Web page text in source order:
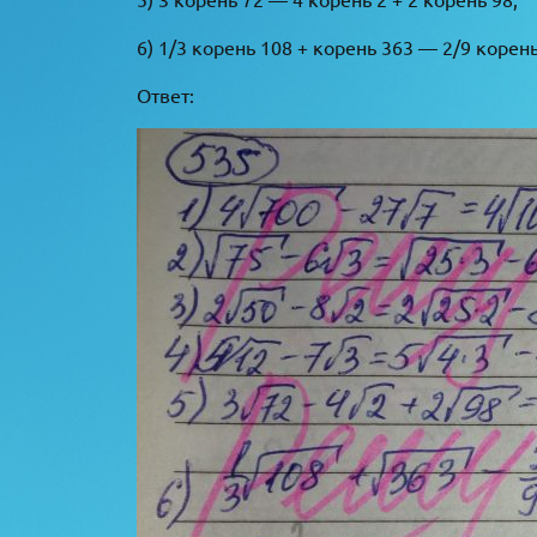
6) 1/3 корень 108 + корень 363 — 2/9
Ответ: